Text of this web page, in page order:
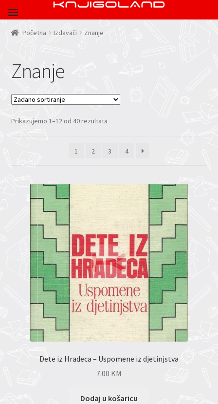
Početna Izdavači Znanje
Znanje
Prikazujemo 1–12 od 40 rezultata
1 2 3 4
Dete iz Hradeca – Uspomene iz djetinjstva
7.00 KM
Dodaj u košaricu